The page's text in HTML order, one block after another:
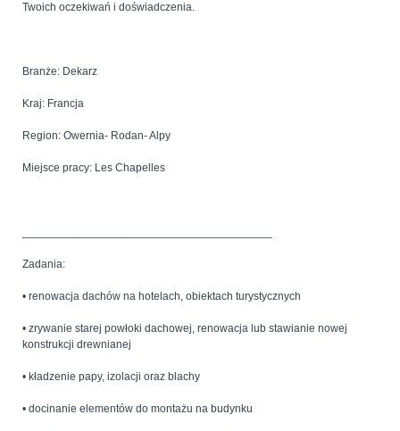
Twoich oczekiwań i doświadczenia.
Branże: Dekarz
Kraj: Francja
Region: Owernia- Rodan- Alpy
Miejsce pracy: Les Chapelles
Zadania:
• renowacja dachów na hotelach, obiektach turystycznych
• zrywanie starej powłoki dachowej, renowacja lub stawianie nowej
konstrukcji drewnianej
• kładzenie papy, izolacji oraz blachy
• docinanie elementów do montażu na budynku